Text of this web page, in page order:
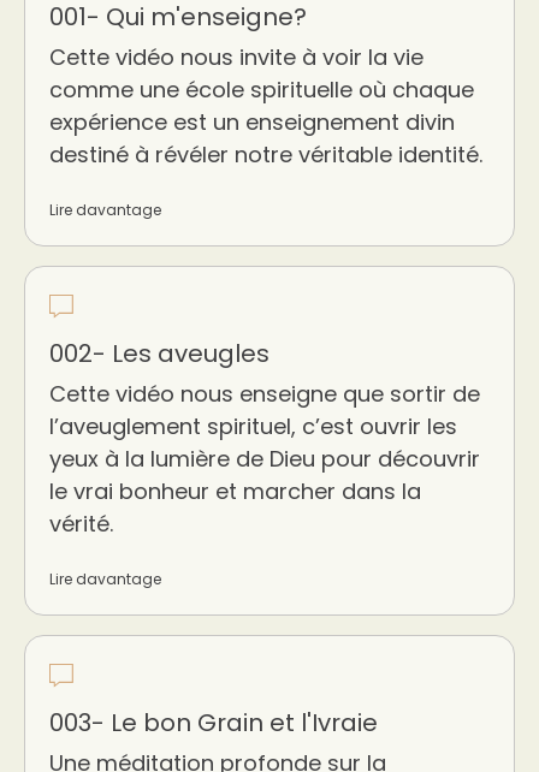
001- Qui m'enseigne?
Cette vidéo nous invite à voir la vie
comme une école spirituelle où chaque
expérience est un enseignement divin
destiné à révéler notre véritable identité.
Lire davantage
002- Les aveugles
Cette vidéo nous enseigne que sortir de
l’aveuglement spirituel, c’est ouvrir les
yeux à la lumière de Dieu pour découvrir
le vrai bonheur et marcher dans la
vérité.
Lire davantage
003- Le bon Grain et l'Ivraie
Une méditation profonde sur la